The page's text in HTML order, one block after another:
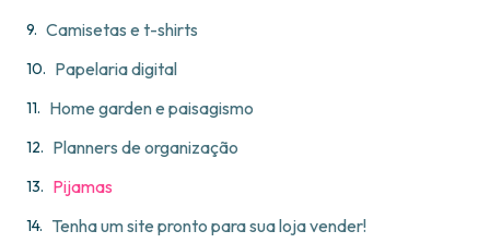
Camisetas e t-shirts
Papelaria digital
Home garden e paisagismo
Planners de organização
Pijamas
Tenha um site pronto para sua loja vender!